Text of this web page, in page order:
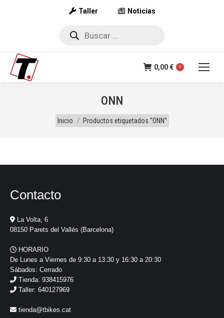
Taller Noticias
Búsqueda
0,00€ 0
ONN
Estás aquí:
Inicio Productos etiquetados “ONN”
Contacto
La Volta, 6
08150 Parets del Vallés (Barcelona)
HORARIO
De Lunes a Viernes de 9:30 a 13:30 y 16:30 a 20:30
Sábados: Cerrado
Tienda: 938415976
Taller: 640127969
tienda@tbikes.cat